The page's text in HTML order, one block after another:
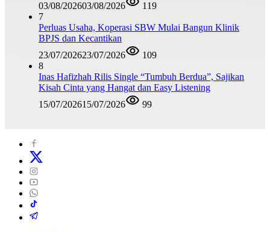
03/08/202603/08/2026
119
7
Perluas Usaha, Koperasi SBW Mulai Bangun Klinik
BPJS dan Kecantikan
23/07/202623/07/2026
109
8
Inas Hafizhah Rilis Single “Tumbuh Berdua”, Sajikan
Kisah Cinta yang Hangat dan Easy Listening
15/07/202615/07/2026 99